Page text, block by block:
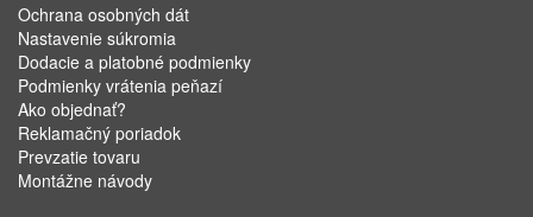
Ochrana osobných dát
Nastavenie súkromia
Dodacie a platobné podmienky
Podmienky vrátenia peňazí
Ako objednať?
Reklamačný poriadok
Prevzatie tovaru
Montážne návody